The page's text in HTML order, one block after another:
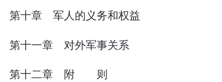
第十章 军人的义务和权益
第十一章 对外军事关系
第十二章 附 则